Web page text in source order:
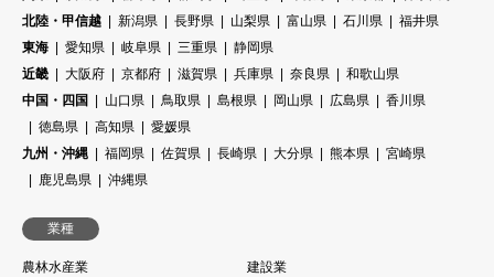
北陸・甲信越
新潟県 長野県 山梨県 富山県 石川県
福井県
東海
愛知県 岐阜県 三重県
静岡県
近畿
大阪府 京都府 滋賀県 兵庫県 奈良県
和歌山県
中国・四国
山口県 鳥取県 島根県 岡山県 広島県
香川県
徳島県
高知県
愛媛県
九州・沖縄
福岡県 佐賀県 長崎県 大分県 熊本県
宮崎県
鹿児島県
沖縄県
業種
農林水産業
建設業